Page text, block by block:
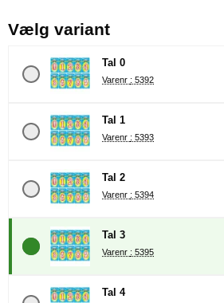
Vælg variant, (Valg af en
Tal 0
Varenr : 5392
Tal 1
Varenr : 5393
Tal 2
Varenr : 5394
Tal 3
Varenr : 5395
Tal 4